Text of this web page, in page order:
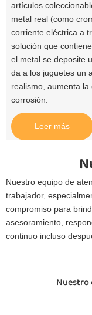
artículos
metal real (como
corriente eléctrica a
solución que
el metal se deposite
da a los juguetes un
realismo, aumenta
corrosión.
Leer más
Nuestro equipo de
trabajador,
compromiso para
asesoramiento,
continuo incluso
Nuestro